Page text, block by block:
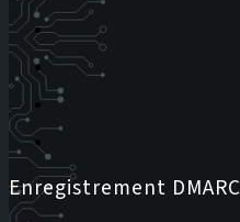
Enregistrement DMARC